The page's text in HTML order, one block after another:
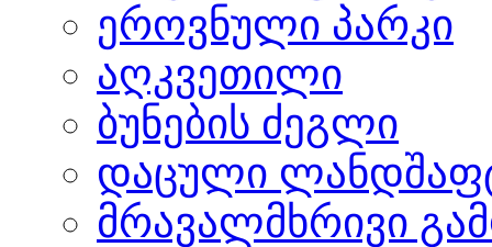
ეროვნული პარკი
აღკვეთილი
ბუნების ძეგლი
დაცული
მრავალმხრივი